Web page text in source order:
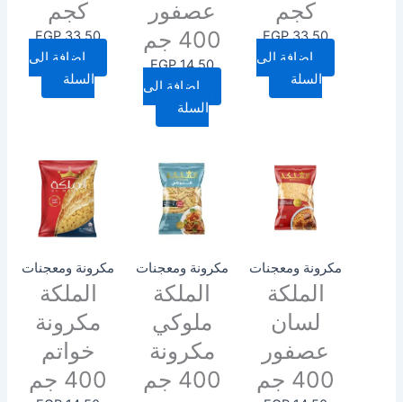
كجم
EGP33.50
إضافة إلى
السلة
عصفور
400 جم
EGP14.50
إضافة إلى
السلة
كجم
EGP33.50
إضافة إلى
السلة
مكرونة ومعجنات
الملكة
لسان
عصفور
400 جم
مكرونة ومعجنات
الملكة
ملوكي
مكرونة
400 جم
مكرونة ومعجنات
الملكة
مكرونة
خواتم
400 جم